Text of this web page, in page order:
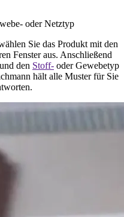
oder Netztyp
Sie das Produkt mit den
Fenster aus. Anschließend
und den Stoff- oder Gewebetyp
hält alle Muster für Sie